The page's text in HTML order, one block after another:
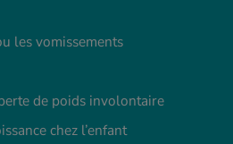
les vomissements
de poids involontaire
chez l’enfant